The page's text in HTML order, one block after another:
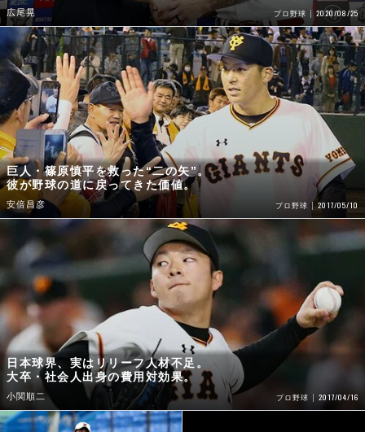
広尾晃 プロ野球 2020/08/25
巨人・篠原慎平を救った“二の矢”。
彼が野球の道に戻ってきた価値。
安倍昌彦 プロ野球 2017/05/10
日本球界、実はリリーフ人材不足。
大卒・社会人出身の費用対効果。
小関順二 プロ野球 2017/04/16